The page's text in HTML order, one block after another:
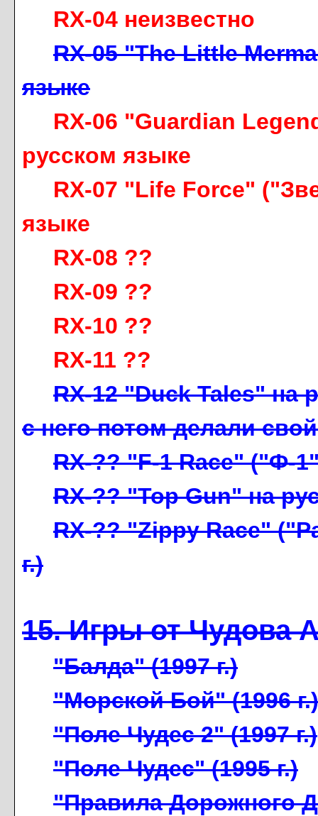
RX-04 неизвестно
RX-05 "The Little
языке
RX-06 "Guardian
русском языке
RX-07 "Life Force"
языке
RX-08 ??
RX-09 ??
RX-10 ??
RX-11 ??
RX-12 "Duck Tales" на
с него потом делали
RX-?? "F-1 Race" ("Ф-
RX-?? "Top Gun" на
RX-?? "Zippy Race"
г.)
15. Игры от Чудова
"Балда" (1997 г.)
"Морской Бой" (1996 г.)
"Поле Чудес 2" (1997 г.)
"Поле Чудес" (1995 г.)
"Правила Дорожного